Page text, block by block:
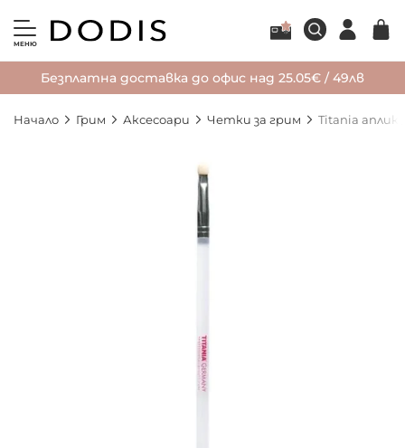
МЕНЮ
Безплатна доставка до офис над 25.05€ / 49лв
Начало Грим Аксесоари Четки за грим Titania